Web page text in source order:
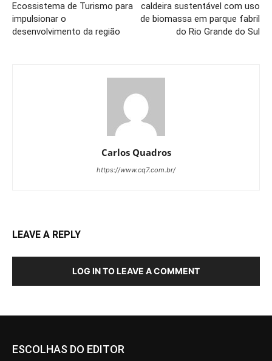
Ecossistema de Turismo para
impulsionar o
desenvolvimento da região
caldeira sustentável com uso
de biomassa em parque fabril
do Rio Grande do Sul
Carlos Quadros
https://www.cq7.com.br/
LEAVE A REPLY
LOG IN TO LEAVE A COMMENT
ESCOLHAS DO EDITOR